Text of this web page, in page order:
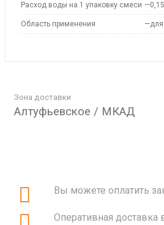
Расход воды на 1 упаковку смеси —
Область применения —
Зона доставки
Алтуфьевское / МКАД
Вы можете оплатить
Оперативная доставка